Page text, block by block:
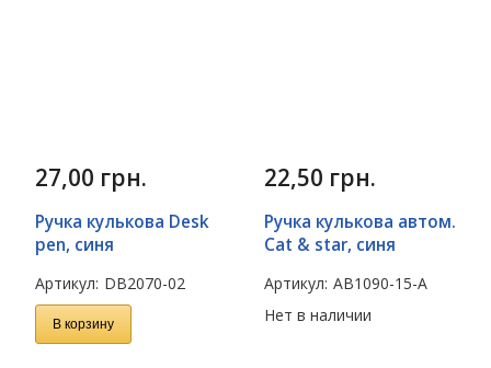
27,00 грн.
Ручка кулькова Desk
pen, синя
Артикул: DB2070-02
В корзину
22,50 грн.
Ручка кулькова автом.
Cat & star, синя
Артикул: AB1090-15-A
Нет в наличии